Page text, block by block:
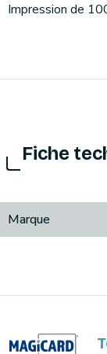
Impression de
Fiche
Marque